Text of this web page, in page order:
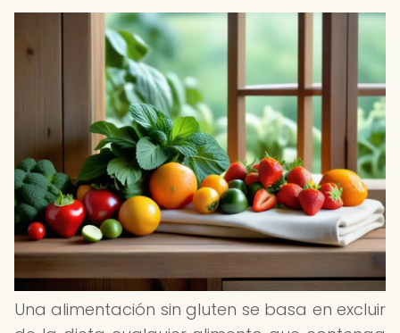
Una alimentación sin gluten se basa en excluir